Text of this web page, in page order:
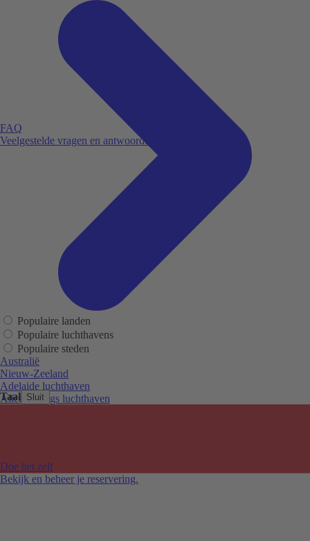
Taal Sluit
FAQ
Veelgestelde vragen en antwoorden.
Doe het zelf
Bekijk en beheer je reservering.
Populaire landen
Populaire luchthavens
Populaire steden
Australië
Nieuw-Zeeland
Adelaide luchthaven
Alice Springs luchthaven
Melbourne Tullamarine luchthaven
Perth luchthaven
Sydney luchthaven